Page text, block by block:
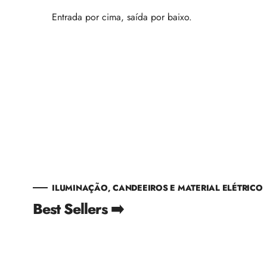
Entrada por cima, saída por baixo.
ILUMINAÇÃO, CANDEEIROS E MATERIAL ELÉTRICO
Best Sellers ➡️